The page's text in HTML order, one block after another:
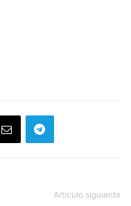
Artículo siguiente